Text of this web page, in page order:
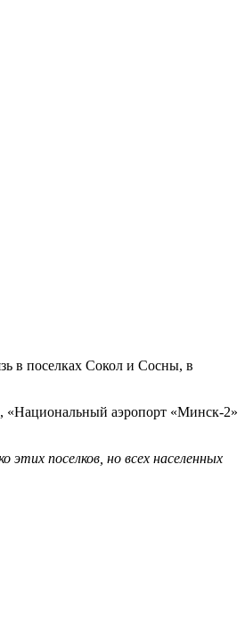
в поселках Сокол и Сосны, в
«Национальный аэропорт «Минск-2»
поселков, но всех населенных